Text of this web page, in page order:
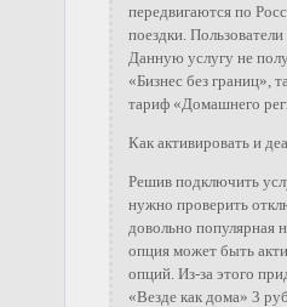
передвигаются по
поездки.
Данную услугу не
«Бизнес без границ»,
тариф «Домашнего
Как активировать и
Решив подключить
нужно проверить
довольно популярная
опция может быть
опций. Из-за этого
«Везде как дома» 3